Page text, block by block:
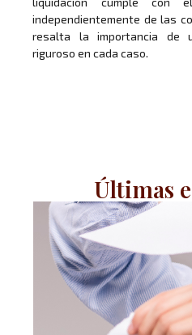
independientemente de las
resalta la importancia de
riguroso en cada caso.
Últimas